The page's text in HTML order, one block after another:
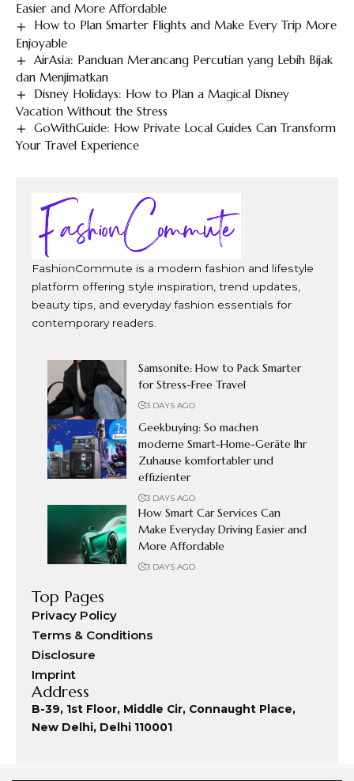
Easier and More Affordable
How to Plan Smarter Flights and Make Every Trip More
Enjoyable
AirAsia: Panduan Merancang Percutian yang Lebih Bijak
dan Menjimatkan
Disney Holidays: How to Plan a Magical Disney
Vacation Without the Stress
GoWithGuide: How Private Local Guides Can Transform
Your Travel Experience
FashionCommute is a modern fashion and lifestyle
platform offering style inspiration, trend updates,
beauty tips, and everyday fashion essentials for
contemporary readers.
Samsonite: How to Pack Smarter
for Stress-Free Travel
3 DAYS AGO
Geekbuying: So machen
moderne Smart-Home-Geräte Ihr
Zuhause komfortabler und
effizienter
3 DAYS AGO
How Smart Car Services Can
Make Everyday Driving Easier and
More Affordable
3 DAYS AGO
Top Pages
Privacy Policy
Terms & Conditions
Disclosure
Imprint
Address
B-39, 1st Floor, Middle Cir, Connaught Place,
New Delhi, Delhi 110001